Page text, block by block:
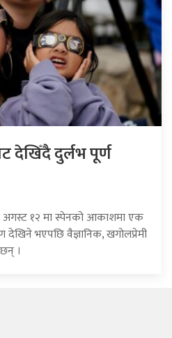
देखिँदै दुर्लभ पूर्ण
अगस्ट १२ मा स्पेनको आकाशमा एक
देखिने भएपछि वैज्ञानिक, खगोलप्रेमी
।